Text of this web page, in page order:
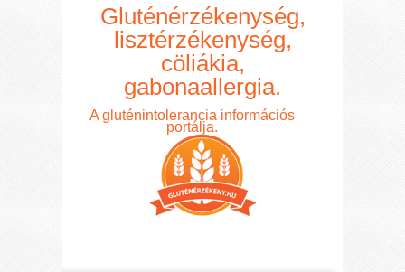
Gluténérzékenység,
lisztérzékenység,
cöliákia,
gabonaallergia.
A gluténintolerancia információs
portálja.